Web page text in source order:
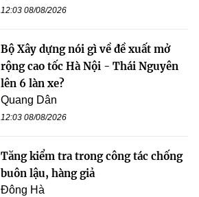
12:03 08/08/2026
Bộ Xây dựng nói gì về đề xuất mở
rộng cao tốc Hà Nội - Thái Nguyên
lên 6 làn xe?
Quang Dân
12:03 08/08/2026
Tăng kiểm tra trong công tác chống
buôn lậu, hàng giả
Đông Hà